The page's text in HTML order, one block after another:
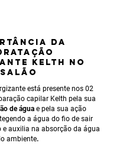
DA
KELTH NO
SALÃO
está presente nos 02
capilar Kelth pela sua
de águae pela sua ação
a água do fio de sair
e auxilia na absorção da água
ambiente.